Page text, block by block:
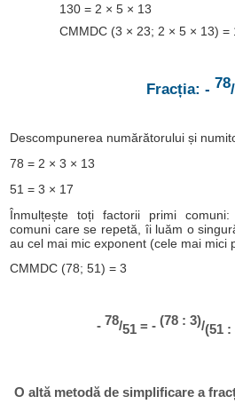
130 = 2 × 5 × 13
CMMDC (3 × 23; 2 × 5 × 13) =
Fracția: - 78/
Descompunerea numărătorului și
78 = 2 × 3 × 13
51 = 3 × 17
Înmulțește toți factorii primi
comuni care se repetă, îi luăm o
au cel mai mic exponent (cele mai mici
CMMDC (78; 51) = 3
- 78/51 = - (78 : 3)/(51 :
O altă metodă de simplificare a